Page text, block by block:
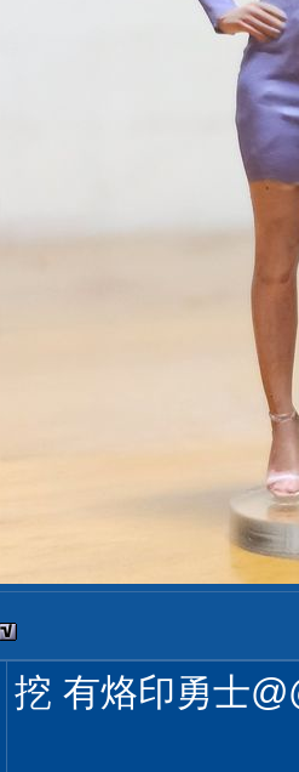
挖 有烙印勇士